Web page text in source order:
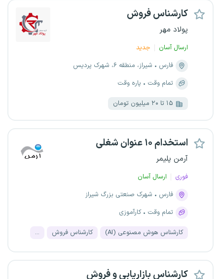
کارشناس فروش
پولاد مهر
ارسال آسان
جدید
فارس
شیراز، منطقه ۶، شهرک پردیس
تمام وقت
پاره وقت
۱۵ تا ۲۰ میلیون تومان
استخدام ۱۰ عنوان شغلی
آرمن پلیمر
فوری
ارسال آسان
فارس
شهرک صنعتی بزرگ شیراز
تمام وقت
کارآموزی
کارشناس هوش مصنوعی (AI) کارشناس فروش ...
کارشناس بازاریابی و فروش